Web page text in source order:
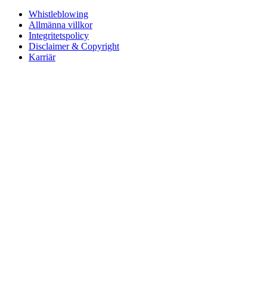
Whistleblowing
Allmänna villkor
Integritetspolicy
Disclaimer & Copyright
Karriär